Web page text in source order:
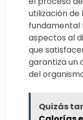
utilización de
fundamental
aspectos al
que
garantiza un
del
Quizás